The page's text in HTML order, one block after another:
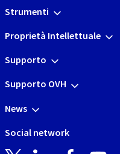
Strumenti
Proprietà Intellettuale
Supporto
Supporto OVH
News
Social network